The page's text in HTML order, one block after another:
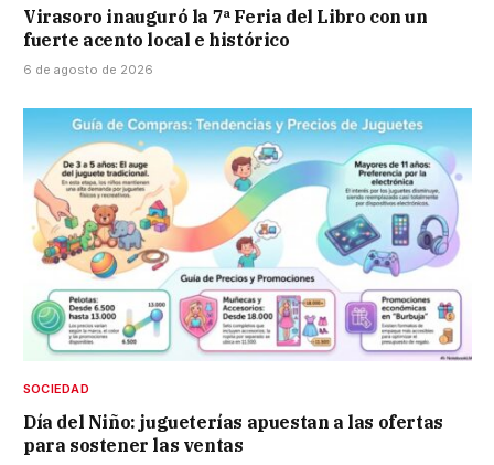
Virasoro inauguró la 7ª Feria del Libro con un
fuerte acento local e histórico
6 de agosto de 2026
SOCIEDAD
Día del Niño: jugueterías apuestan a las ofertas
para sostener las ventas